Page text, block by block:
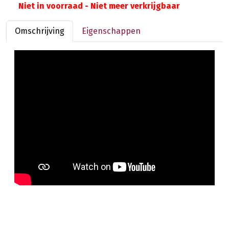
Niet in voorraad - Niet meer verkrijgbaar
Omschrijving Eigenschappen